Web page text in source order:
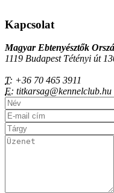
Kapcsolat
Magyar Ebtenyésztők
1119 Budapest Tétényi út
T: +36 70 465 3911
E: titkarsag@kennelclub.hu